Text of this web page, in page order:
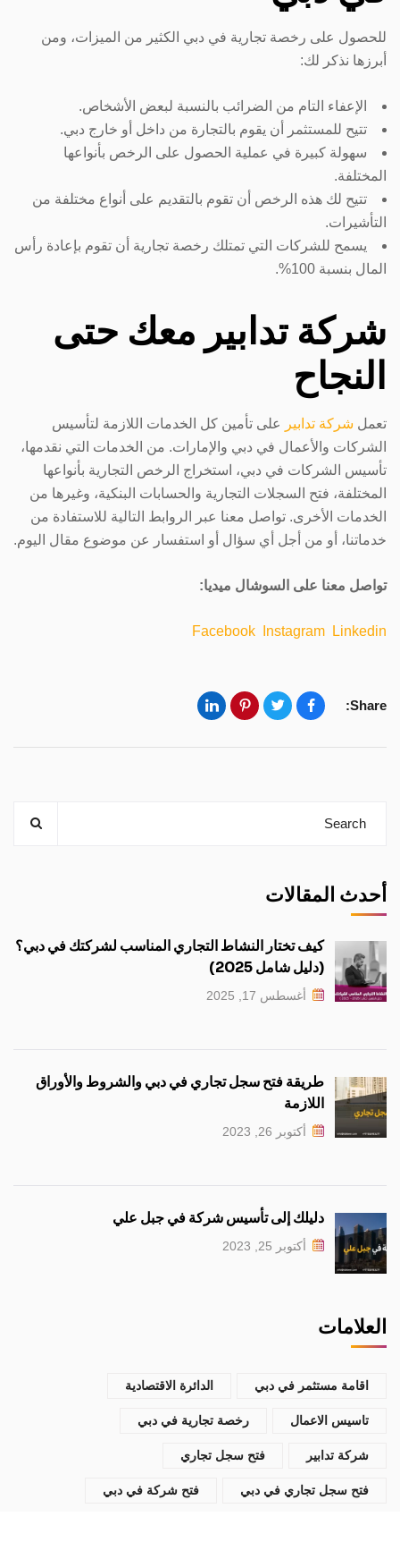
للحصول على رخصة تجارية في دبي الكثير من الميزات، ومن
أبرزها نذكر لك:
الإعفاء التام من الضرائب بالنسبة لبعض الأشخاص.
تتيح للمستثمر أن يقوم بالتجارة من داخل أو خارج دبي.
سهولة كبيرة في عملية الحصول على الرخص بأنواعها
المختلفة.
تتيح لك هذه الرخص أن تقوم بالتقديم على أنواع مختلفة من
التأشيرات.
يسمح للشركات التي تمتلك رخصة تجارية أن تقوم بإعادة رأس
المال بنسبة 100%.
شركة تدابير معك حتى
النجاح
تعمل شركة تدابير
على تأمين كل الخدمات اللازمة لتأسيس
الشركات والأعمال في دبي والإمارات. من الخدمات التي نقدمها،
تأسيس الشركات في دبي، استخراج الرخص التجارية بأنواعها
المختلفة، فتح السجلات التجارية والحسابات البنكية، وغيرها من
الخدمات الأخرى. تواصل معنا عبر الروابط التالية للاستفادة من
خدماتنا، أو من أجل أي سؤال أو استفسار عن موضوع مقال اليوم.
تواصل معنا على السوشال ميديا:
Facebook Instagram Linkedin
Share:
أحدث المقالات
كيف تختار النشاط التجاري المناسب لشركتك في دبي؟
(دليل شامل 2025)
أغسطس 17, 2025
طريقة فتح سجل تجاري في دبي والشروط والأوراق
اللازمة
أكتوبر 26, 2023
دليلك إلى تأسيس شركة في جبل علي
أكتوبر 25, 2023
العلامات
اقامة مستثمر في دبي الدائرة الاقتصادية
تاسيس الاعمال رخصة تجارية في دبي
شركة تدابير فتح سجل تجاري
فتح سجل تجاري في دبي فتح شركة في دبي